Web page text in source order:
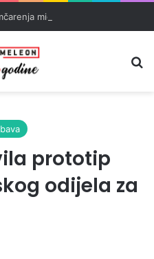
prototip
odijela za